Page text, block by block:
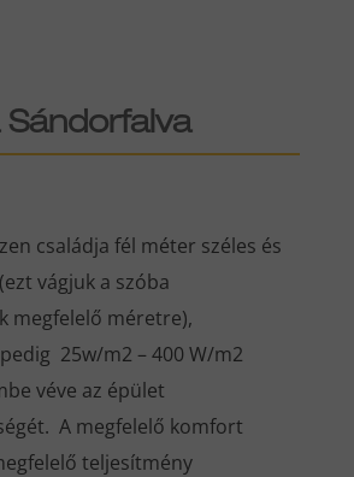
Sándorfalva
családja fél méter széles és
vágjuk a szóba
megfelelő méretre),
25w/m2 – 400 W/m2
véve az épület
A megfelelő komfort
teljesítmény